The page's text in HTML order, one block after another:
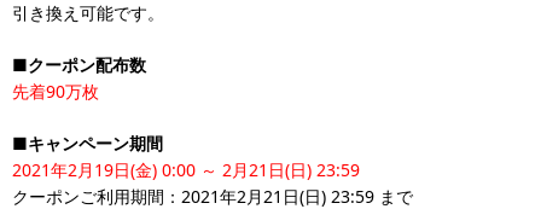
引き換え可能です。
■クーポン配布数
先着90万枚
■キャンペーン期間
2021年2月19日(金) 0:00 ～ 2月21日(日) 23:59
クーポンご利用期間：2021年2月21日(日) 23:59 まで